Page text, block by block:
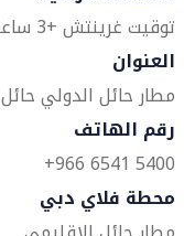
توقيت غرينتش +3 ساعات
العنوان
مطار حائل الدوليحائل
رقم الهاتف
5400 6541 966+
محطة فلاي دبي